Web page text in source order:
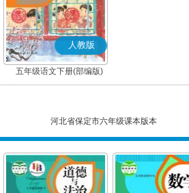
人教版
五年级语文下册(部编版)
河北省保定市六年级课本版本